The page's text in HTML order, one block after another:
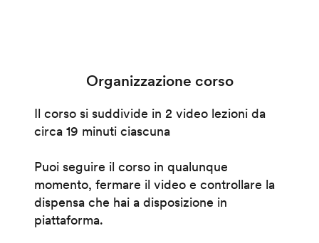
Organizzazione corso
Il corso si suddivide in 2 video lezioni da
circa 19 minuti ciascuna
Puoi seguire il corso in qualunque
momento, fermare il video e controllare la
dispensa che hai a disposizione in
piattaforma.